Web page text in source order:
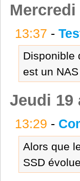
Mercredi
13:37 -
Disponible
est un
Jeudi 19
13:29 -
Alors que
SSD